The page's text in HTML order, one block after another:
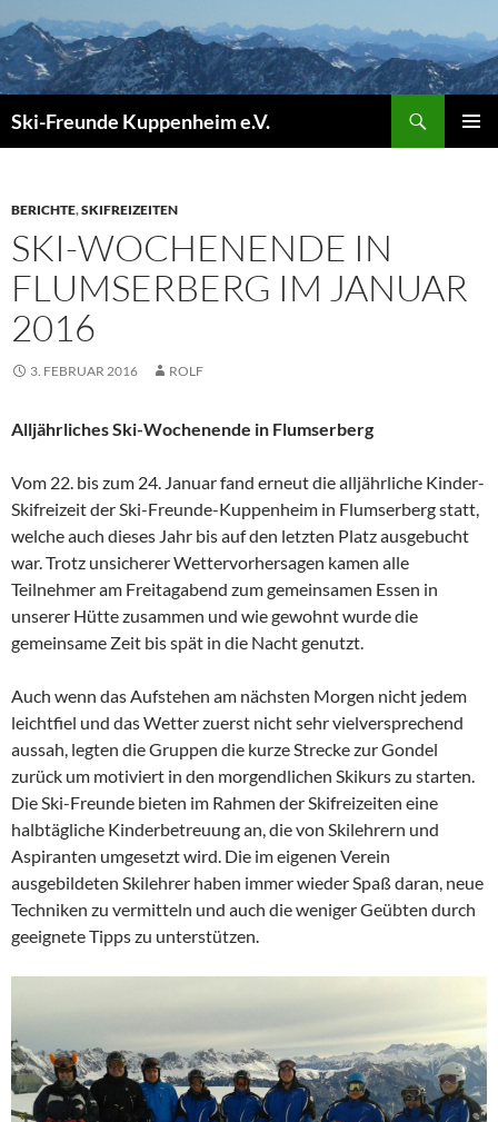
Inhalt
springen
Ski-Freunde Kuppenheim e.V.
BERICHTE,SKIFREIZEITEN
SKI-WOCHENENDE IN
FLUMSERBERG IM JANUAR
2016
3. FEBRUAR 2016 ROLF
Alljährliches Ski-Wochenende in Flumserberg
Vom 22. bis zum 24. Januar fand erneut die alljährliche Kinder-
Skifreizeit der Ski-Freunde-Kuppenheim in Flumserberg statt,
welche auch dieses Jahr bis auf den letzten Platz ausgebucht
war. Trotz unsicherer Wettervorhersagen kamen alle
Teilnehmer am Freitagabend zum gemeinsamen Essen in
unserer Hütte zusammen und wie gewohnt wurde die
gemeinsame Zeit bis spät in die Nacht genutzt.
Auch wenn das Aufstehen am nächsten Morgen nicht jedem
leichtfiel und das Wetter zuerst nicht sehr vielversprechend
aussah, legten die Gruppen die kurze Strecke zur Gondel
zurück um motiviert in den morgendlichen Skikurs zu starten.
Die Ski-Freunde bieten im Rahmen der Skifreizeiten eine
halbtägliche Kinderbetreuung an, die von Skilehrern und
Aspiranten umgesetzt wird. Die im eigenen Verein
ausgebildeten Skilehrer haben immer wieder Spaß daran, neue
Techniken zu vermitteln und auch die weniger Geübten durch
geeignete Tipps zu unterstützen.